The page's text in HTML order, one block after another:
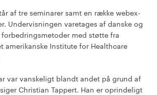
af tre seminarer samt en række webex-
Undervisningen varetages af danske og
forbedringsmetoder med støtte fra
amerikanske Institute for Healthcare
var vanskeligt blandt andet på grund af
Christian Tappert. Han er oprindeligt